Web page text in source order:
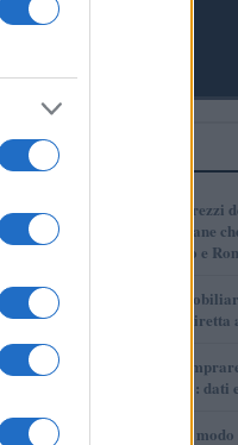
PRIME)
PIÙ LETTI
1
Dove crescono i
lusso: le città italiane
superando Milano e
2
Investimenti
deal e proprietà
3
Dove conviene
affittarla nel 2026: dati
Come investire in